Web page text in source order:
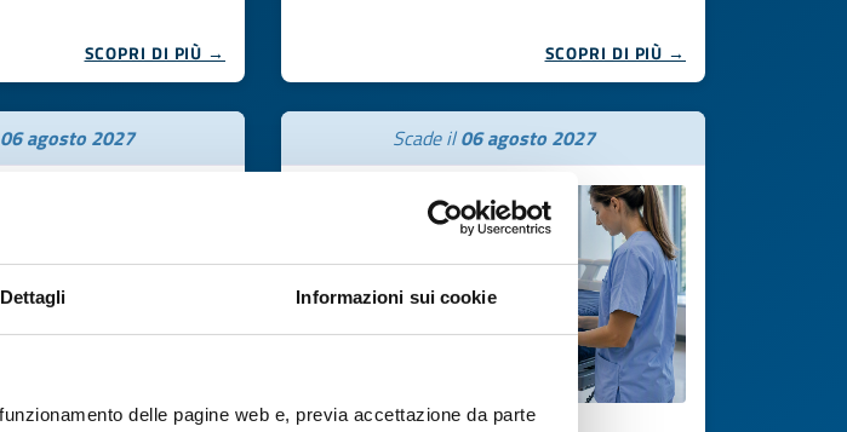
Dettagli Informazioni sui cookie
delle pagine web e, previa accettazione da parte
SCOPRI DI PIÙ → SCOPRI DI PIÙ →
06 agosto 2027 Scade il06 agosto 2027